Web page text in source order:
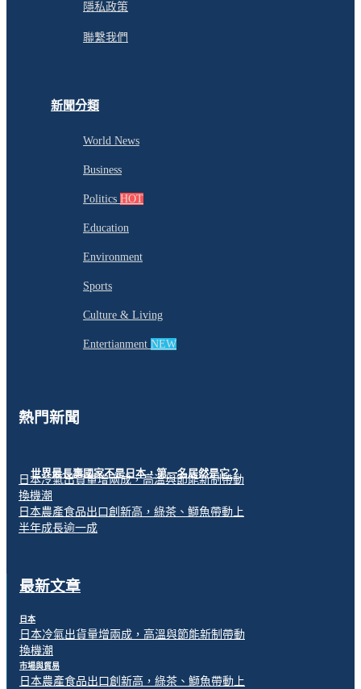
隱私政策
聯繫我們
新聞分類
World News
Business
Politics HOT
Education
Environment
Sports
Culture & Living
Entertianment NEW
熱門新聞
世界最長壽國家不是日本，第一名居然是它？
日本冷氣出貨量增兩成，高溫與節能新制帶動
換機潮
日本農產食品出口創新高，綠茶、鰤魚帶動上
半年成長逾一成
最新文章
日本
日本冷氣出貨量增兩成，高溫與節能新制帶動
換機潮
市場與貿易
日本農產食品出口創新高，綠茶、鰤魚帶動上